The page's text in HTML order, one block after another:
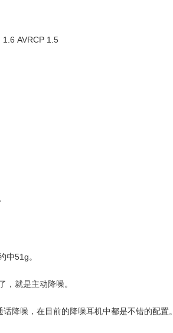
AVRCP 1.5
中51g。
，就是主动降噪。
降噪，在目前的降噪耳机中都是不错的配置。